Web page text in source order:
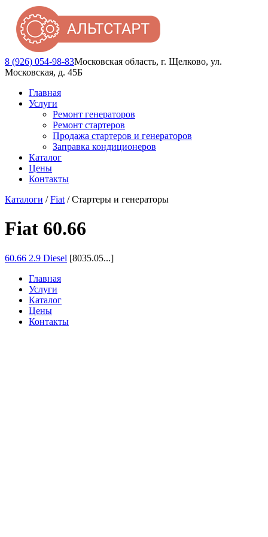
8 (926) 054-98-83Московская область, г. Щелково, ул.
Московская, д. 45Б
Главная
Услуги
Ремонт генераторов
Ремонт стартеров
Продажа стартеров и генераторов
Заправка кондиционеров
Каталог
Цены
Контакты
Каталоги /Fiat / Стартеры и генераторы
Fiat 60.66
60.66 2.9 Diesel [8035.05...]
Главная
Услуги
Каталог
Цены
Контакты